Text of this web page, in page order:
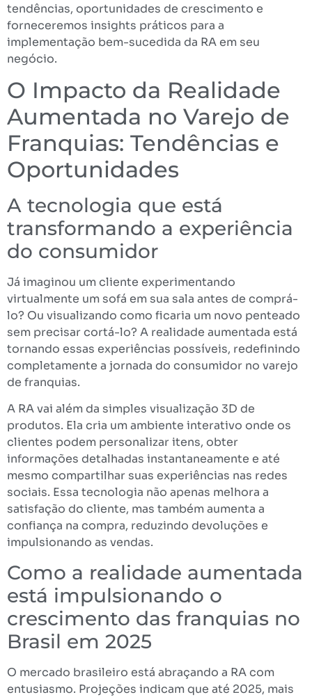
tendências, oportunidades de crescimento e
forneceremos insights práticos para a
implementação bem-sucedida da RA em seu
negócio.
O Impacto da Realidade
Aumentada no Varejo de
Franquias: Tendências e
Oportunidades
A tecnologia que está
transformando a experiência
do consumidor
Já imaginou um cliente experimentando
virtualmente um sofá em sua sala antes de comprá-
lo? Ou visualizando como ficaria um novo penteado
sem precisar cortá-lo? A realidade aumentada está
tornando essas experiências possíveis, redefinindo
completamente a jornada do consumidor no varejo
de franquias.
A RA vai além da simples visualização 3D de
produtos. Ela cria um ambiente interativo onde os
clientes podem personalizar itens, obter
informações detalhadas instantaneamente e até
mesmo compartilhar suas experiências nas redes
sociais. Essa tecnologia não apenas melhora a
satisfação do cliente, mas também aumenta a
confiança na compra, reduzindo devoluções e
impulsionando as vendas.
Como a realidade aumentada
está impulsionando o
crescimento das franquias no
Brasil em 2025
O mercado brasileiro está abraçando a RA com
entusiasmo. Projeções indicam que até 2025, mais